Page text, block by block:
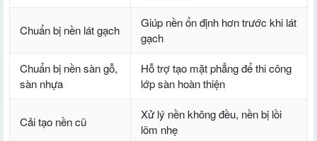
Chuẩn bị nền lát gạch
Giúp nền ổn định hơn trước khi lát
gạch
Chuẩn bị nền sàn gỗ,
sàn nhựa
Hỗ trợ tạo mặt phẳng để thi công
lớp sàn hoàn thiện
Cải tạo nền cũ
Xử lý nền không đều, nền bị lồi
lõm nhẹ